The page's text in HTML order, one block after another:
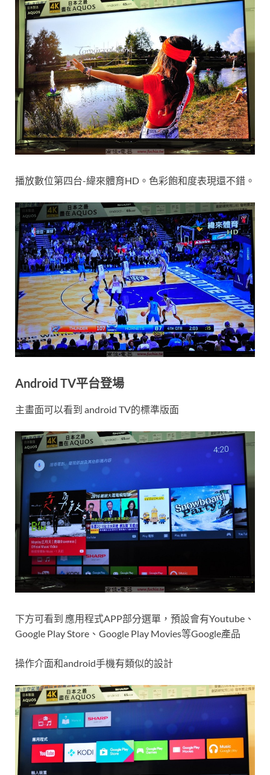
播放數位第四台-緯來體育HD。色彩飽和度表現還不錯。
Android TV平台登場
主畫面可以看到 android TV的標準版面
下方可看到 應用程式APP部分選單，預設會有Youtube、
Google Play Store、Google Play Movies等Google產品
操作介面和android手機有類似的設計